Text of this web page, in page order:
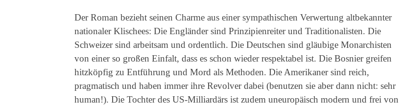
Der Roman bezieht seinen Charme aus einer sympathischen Verwertung altbekannter
nationaler Klischees: Die Engländer sind Prinzipienreiter und Traditionalisten. Die
Schweizer sind arbeitsam und ordentlich. Die Deutschen sind gläubige Monarchisten
von einer so großen Einfalt, dass es schon wieder respektabel ist. Die Bosnier greifen
hitzköpfig zu Entführung und Mord als Methoden. Die Amerikaner sind reich,
pragmatisch und haben immer ihre Revolver dabei (benutzen sie aber dann nicht: sehr
human!). Die Tochter des US-Milliardärs ist zudem uneuropäisch modern und frei von